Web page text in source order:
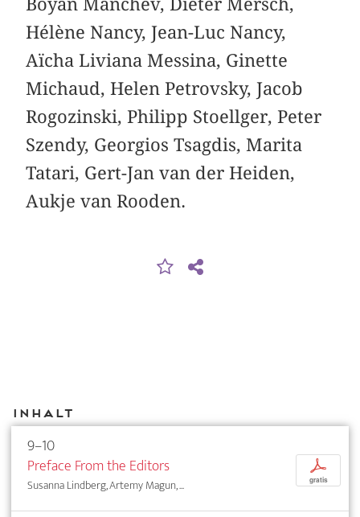
Hélène Nancy, Jean-Luc Nancy,
Aïcha Liviana Messina, Ginette
Michaud, Helen Petrovsky, Jacob
Rogozinski, Philipp Stoellger, Peter
Szendy, Georgios Tsagdis, Marita
Tatari, Gert-Jan van der Heiden,
Aukje van Rooden.
Inhalt
9–10
Preface From the Editors
Susanna Lindberg, Artemy Magun, ...
p
gratis